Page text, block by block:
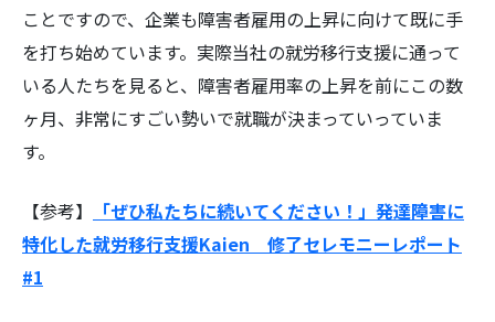
ことですので、企業も障害者雇用の上昇に向けて既に手
を打ち始めています。実際当社の就労移行支援に通って
いる人たちを見ると、障害者雇用率の上昇を前にこの数
ヶ月、非常にすごい勢いで就職が決まっていっていま
す。
【参考】
「ぜひ私たちに続いてください！」発達障害に
特化した就労移行支援Kaien 修了セレモニーレポート
#1